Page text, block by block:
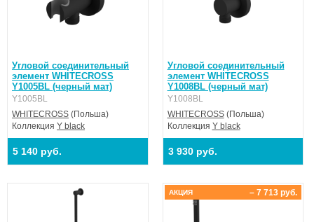
Угловой соединительный
элемент WHITECROSS
Y1005BL (черный мат)
Y1005BL
WHITECROSS (Польша)
Коллекция Y black
5 140 руб.
Угловой соединительный
элемент WHITECROSS
Y1008BL (черный мат)
Y1008BL
WHITECROSS(Польша)
Коллекция Y black
3 930 руб.
– 7 713 руб.
АКЦИЯ